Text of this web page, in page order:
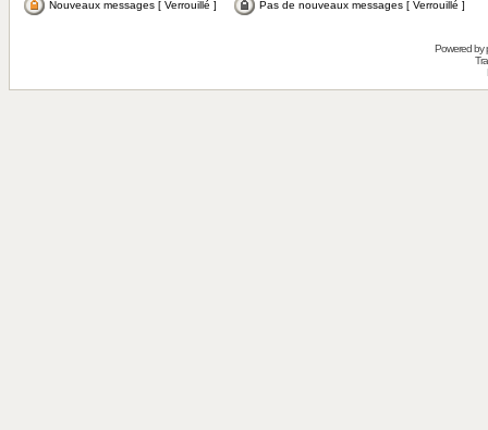
Nouveaux messages [ Verrouillé ] Pas de nouveaux messages [ Verrouillé ]
Powered by